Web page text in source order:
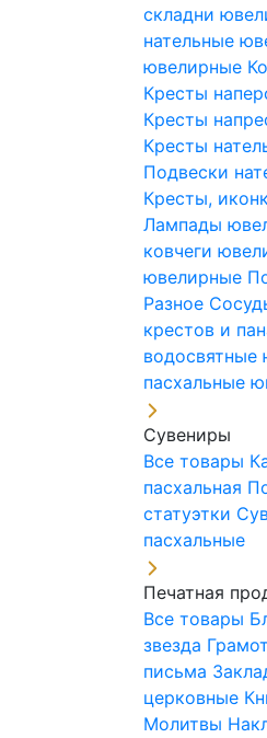
складни
нательные
ювелирные
Кресты
Кресты
Кресты
Подвески
Кресты,
Лампады
ковчеги
ювелирные
Разное
крестов и
водосвятные
пасхальные
Сувениры
Все товары
пасхальная
статуэтки
пасхальные
Печатная
Все товары
звезда
письма
церковные
Молитвы